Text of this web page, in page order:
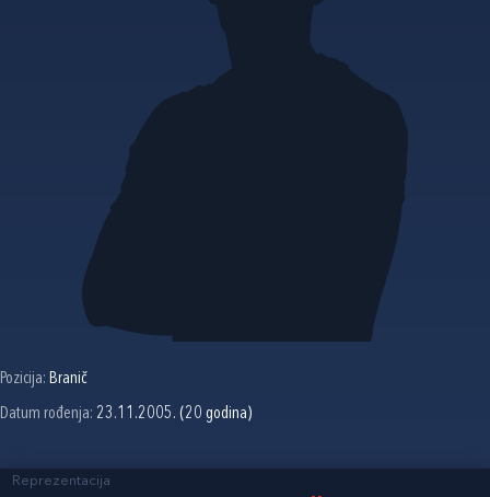
Pozicija: Branič
Datum rođenja: 23.11.2005. (20 godina)
Reprezentacija